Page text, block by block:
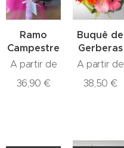
Ramo
Campestre
A partir de
36,90 €
Buquê de
Gerberas
A partir de
38,50 €